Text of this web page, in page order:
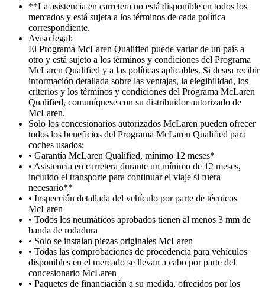
**La asistencia en carretera no está disponible en todos los
mercados y está sujeta a los términos de cada política
correspondiente.
Aviso legal:
El Programa McLaren Qualified puede variar de un país a
otro y está sujeto a los términos y condiciones del Programa
McLaren Qualified y a las políticas aplicables. Si desea recibir
información detallada sobre las ventajas, la elegibilidad, los
criterios y los términos y condiciones del Programa McLaren
Qualified, comuníquese con su distribuidor autorizado de
McLaren.
Solo los concesionarios autorizados McLaren pueden ofrecer
todos los beneficios del Programa McLaren Qualified para
coches usados:
• Garantía McLaren Qualified, mínimo 12 meses*
• Asistencia en carretera durante un mínimo de 12 meses,
incluido el transporte para continuar el viaje si fuera
necesario**
• Inspección detallada del vehículo por parte de técnicos
McLaren
• Todos los neumáticos aprobados tienen al menos 3 mm de
banda de rodadura
• Solo se instalan piezas originales McLaren
• Todas las comprobaciones de procedencia para vehículos
disponibles en el mercado se llevan a cabo por parte del
concesionario McLaren
• Paquetes de financiación a su medida, ofrecidos por los